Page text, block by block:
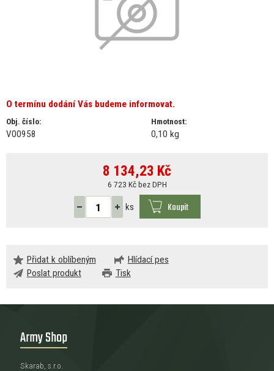
O termínu dodání Vás budeme informovat.
Obj. číslo:
V00958
Hmotnost:
0,10 kg
8 134,23 Kč
6 723 Kč bez DPH
ks Koupit
Přidat k oblíbeným
Hlídací pes
Poslat produkt
Tisk
Army Shop
Skarab, s.r.o.